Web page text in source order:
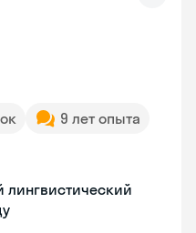
9 лет опыта
лингвистический